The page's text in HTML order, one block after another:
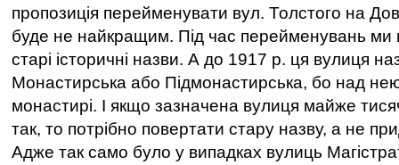
пропозиція перейменувати вул. Толстого на
буде не найкращим. Під час перейменувань ми
старі історичні назви. А до 1917 р. ця вулиця
Монастирська або Підмонастирська, бо над
монастирі. І якщо зазначена вулиця майже
так, то потрібно повертати стару назву, а не
Адже так само було у випадках вулиць